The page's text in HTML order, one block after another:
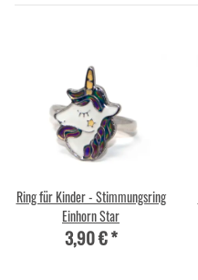
Ring für Kinder - Stimmungsring
Einhorn Star
3,90 €*